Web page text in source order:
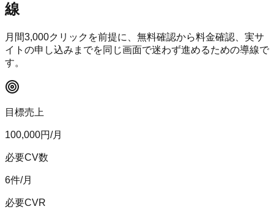
線
月間3,000クリックを前提に、無料確認から料金確認、実サ
イトの申し込みまでを同じ画面で迷わず進めるための導線で
す。
目標売上
100,000円/月
必要CV数
6件/月
必要CVR